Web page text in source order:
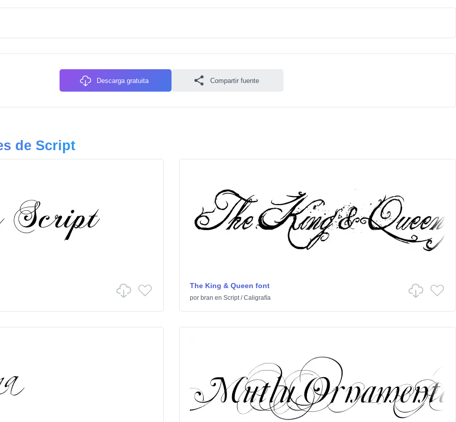
Descarga gratuita Compartir fuente
de Script
The King & Queen font
por bran en Script/Caligrafía